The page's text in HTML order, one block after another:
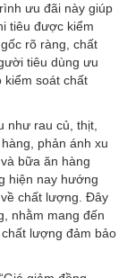
ưu đãi này giúp
tiêu được kiểm
rõ ràng, chất
tiêu dùng ưu
kiểm soát chất
như rau củ, thịt,
phản ánh xu
bữa ăn hàng
hiện nay hướng
chất lượng. Đây
nhằm mang đến
lượng đảm bảo